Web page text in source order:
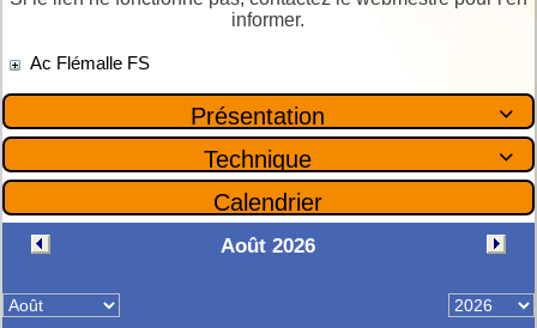
informer.
Ac Flémalle FS

Présentation

Technique
Calendrier